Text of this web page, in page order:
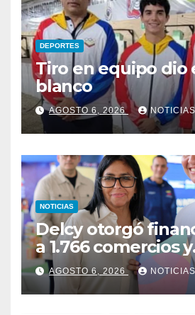
DEPORTES
Tiro en equipo dio
blanco
AGOSTO 6, 2026
NOTICIAS
Delcy otorgó
a 1.766 comercios y
emprendedores de
afectados por los
AGOSTO 6, 2026